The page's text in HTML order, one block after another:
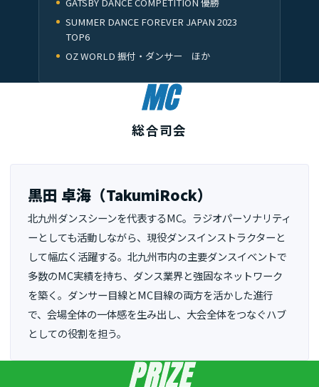
SUMMER DANCE FOREVER JAPAN 2023
TOP6
OZ WORLD 振付・ダンサー ほか
MC
総合司会
黒田 卓海（TakumiRock）
北九州ダンスシーンを代表するMC。ラジオパーソナリティ
ーとしても活動しながら、現役ダンスインストラクターと
して幅広く活躍する。北九州市内の主要ダンスイベントで
多数のMC実績を持ち、ダンス業界と強固なネットワーク
を築く。ダンサー目線とMC目線の両方を活かした進行
で、会場全体の一体感を生み出し、大会全体をつなぐハブ
としての役割を担う。
PRIZE